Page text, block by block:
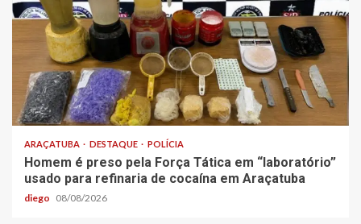
ARAÇATUBA DESTAQUE POLÍCIA
Homem é preso pela Força Tática em “laboratório”
usado para refinaria de cocaína em Araçatuba
diego 08/08/2026